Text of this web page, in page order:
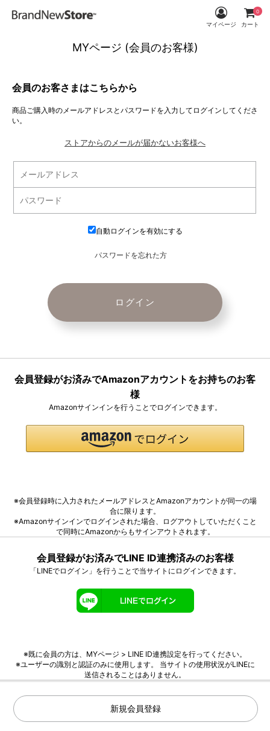
マイページ カート
0
MYページ (会員のお客様)
会員のお客さまはこちらから
商品ご購入時のメールアドレスとパスワードを入力してログインしてくださ
い。
ストアからのメールが届かないお客様へ
自動ログインを有効にする
パスワードを忘れた方
会員登録がお済みでAmazonアカウントをお持ちのお客
様
Amazonサインインを行うことでログインできます。
※会員登録時に入力されたメールアドレスとAmazonアカウントが同一の場
合に限ります。
※Amazonサインインでログインされた場合、ログアウトしていただくこと
で同時にAmazonからもサインアウトされます。
会員登録がお済みでLINE ID連携済みのお客様
「LINEでログイン」を行うことで当サイトにログインできます。
※既に会員の方は、MYページ > LINE ID連携設定を行ってください。
※ユーザーの識別と認証のみに使用します。 当サイトの使用状況がLINEに
送信されることはありません。
新規会員登録